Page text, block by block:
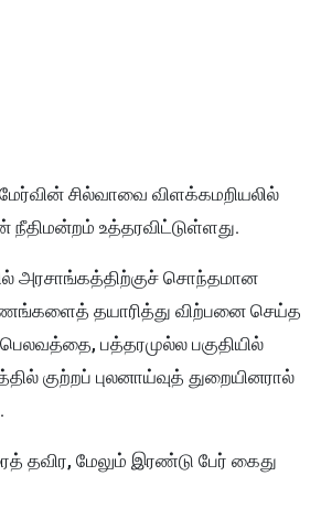
சில்வாவை விளக்கமறியலில்
உத்தரவிட்டுள்ளது.
அரசாங்கத்திற்குச் சொந்தமான
தயாரித்து விற்பனை செய்த
பத்தரமுல்ல பகுதியில்
குற்றப் புலனாய்வுத் துறையினரால்
தவிர, மேலும் இரண்டு பேர் கைது